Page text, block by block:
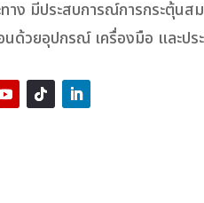
ง มีประสบการณ์การกระตุ้นส
ด้วยอุปกรณ์ เครื่องมือ และป